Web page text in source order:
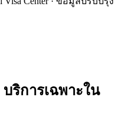
บริการเฉพาะใน